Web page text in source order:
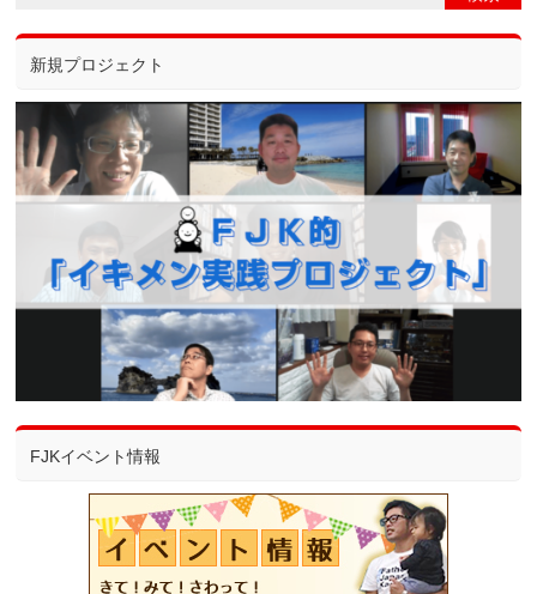
新規プロジェクト
FJKイベント情報